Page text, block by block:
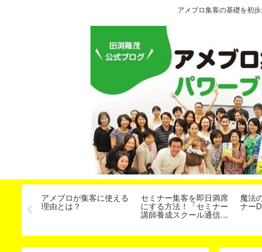
アメブロ集客の基礎を初
２７期
アメブロが集客に使える
理由とは？
セミナー集客を即日満席
にする方法！「セミナー
講師養成スクール通信
魔法
ナー